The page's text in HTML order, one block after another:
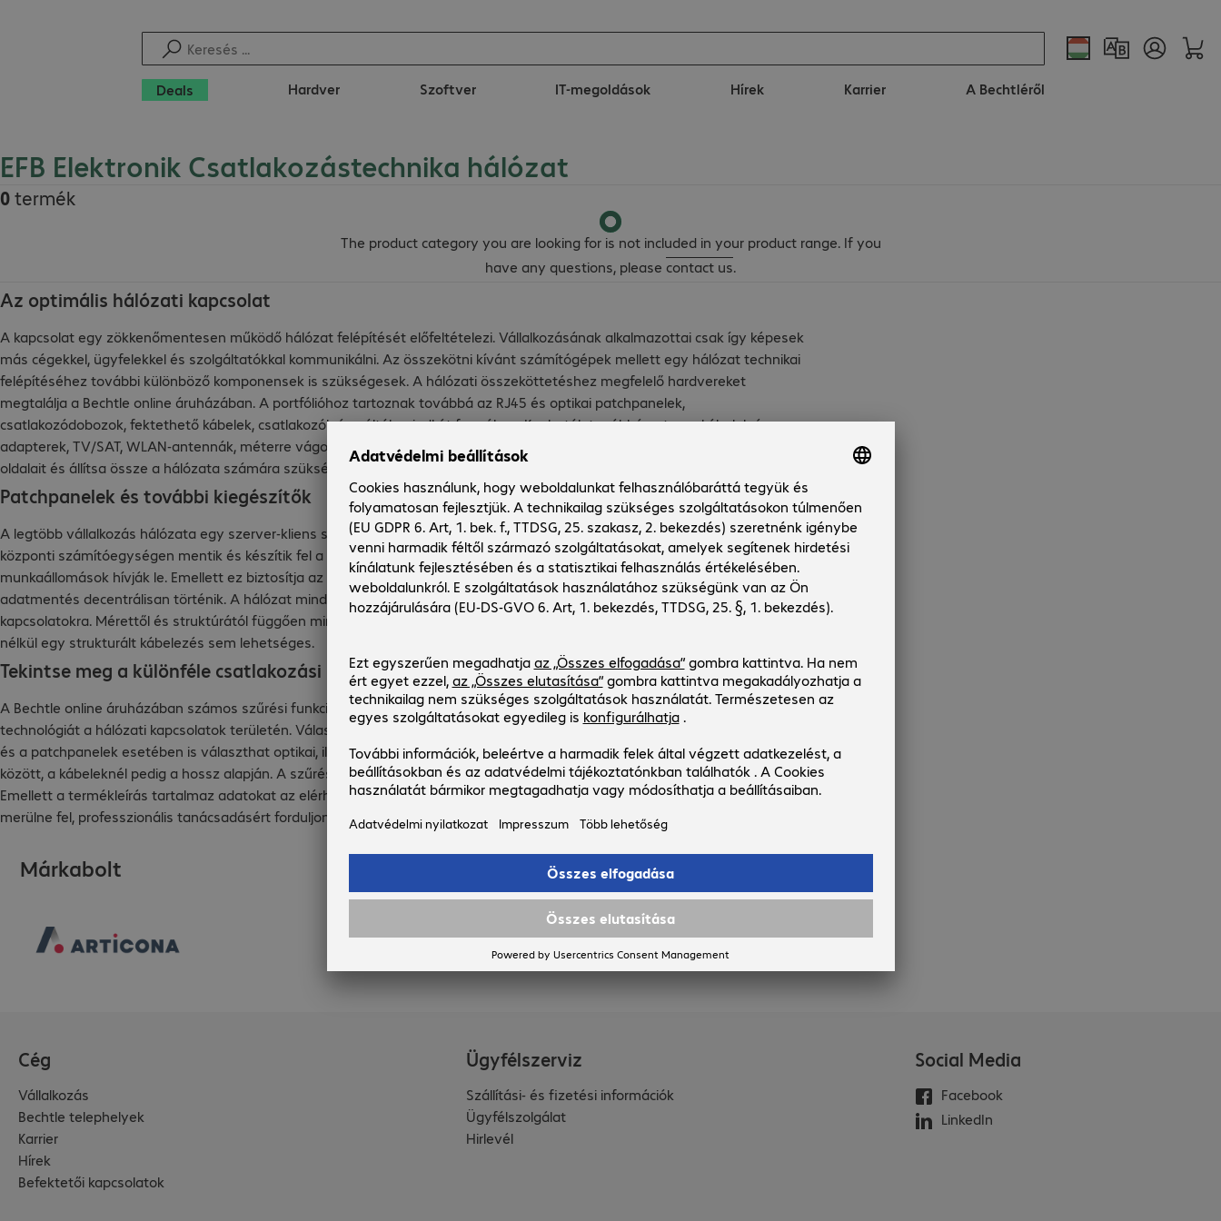
Deals Hardver Szoftver IT-megoldások Hírek Karrier A Bechtléről
EFB Elektronik Csatlakozástechnika hálózat
0termék
The product category you are looking for is not included in your product range. If you
have any questions, please contact us.
Az optimális hálózati kapcsolat
A kapcsolat egy zökkenőmentesen működő hálózat felépítését előfeltételezi. Vállalkozásának alkalmazottai csak így képesek
más cégekkel, ügyfelekkel és szolgáltatókkal kommunikálni. Az összekötni kívánt számítógépek mellett egy hálózat technikai
felépítéséhez további különböző komponensek is szükségesek. A hálózati összeköttetéshez megfelelő hardvereket
megtalálja a Bechtle online áruházában. A portfólióhoz tartoznak továbbá az RJ45 és optikai patchpanelek,
csatlakozódobozok, fektethető kábelek, csatlakozók és váltók mindkét formában. Kaphatók továbbá antennakábelek és -
adapterek, TV/SAT, WLAN-antennák, méterre vágott kábelek és sok más további termék. Lapozza végig a különféle területek
oldalait és állítsa össze a hálózata számára szükséges eszközöket.
Patchpanelek és további kiegészítők
A legtöbb vállalkozás hálózata egy szerver-kliens struktúrán alapul. Ebben az esetben az adatokat egy szerveren, azaz egy
központi számítóegységen mentik és készítik fel a használatra. Az információkat ezután a kliensek, azaz a mindenkori
munkaállomások hívják le. Emellett ez biztosítja az internet elérését. A Peer-to-Peer hálózatok esetén ezzel szemben az
adatmentés decentrálisan történik. A hálózat mindenkori struktúrája kihatással van a hálózati komponensekre és a hálózati
kapcsolatokra. Mérettől és struktúrától függően minden hálózati forma igényel kábeleket és patchpaneleket. Patchpanel
nélkül egy strukturált kábelezés sem lehetséges.
Tekintse meg a különféle csatlakozási lehetőségek nagy választékát
A Bechtle online áruházában számos szűrési funkció áll rendelkezésére, hogy könnyedén megtalálja a megfelelő kapcsolati
technológiát a hálózati kapcsolatok területén. Választhat gyártó, illetve egyes termékcsoportok alapján is. Így a patchkábelek
és a patchpanelek esetében is választhat optikai, illetve RJ45-standard alapján is. A paneleknél választhat a portok száma
között, a kábeleknél pedig a hossz alapján. A szűrés alapelve minden termékcsoportnál működik és megkönnyíti a választást.
Emellett a termékleírás tartalmaz adatokat az elérhető kiegészítőkről és az alternatív termékekről. Amennyiben kérdés
merülne fel, professzionális tanácsadásért forduljon bizalommal termékmenedzsereinkhez.
Márkabolt
Cég
Vállalkozás
Bechtle telephelyek
Karrier
Hírek
Befektetői kapcsolatok
Ügyfélszerviz
Szállítási- és fizetési információk
Ügyfélszolgálat
Hirlevél
Social Media
Facebook
LinkedIn